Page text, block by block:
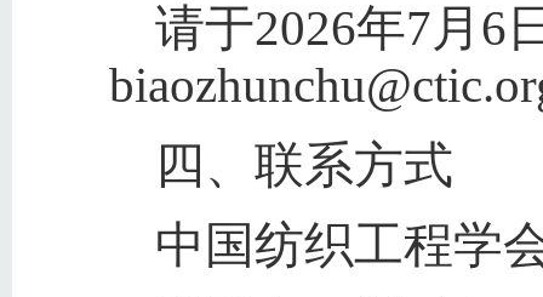
请于2026年7月6
四、联系方式
中国纺织工程学